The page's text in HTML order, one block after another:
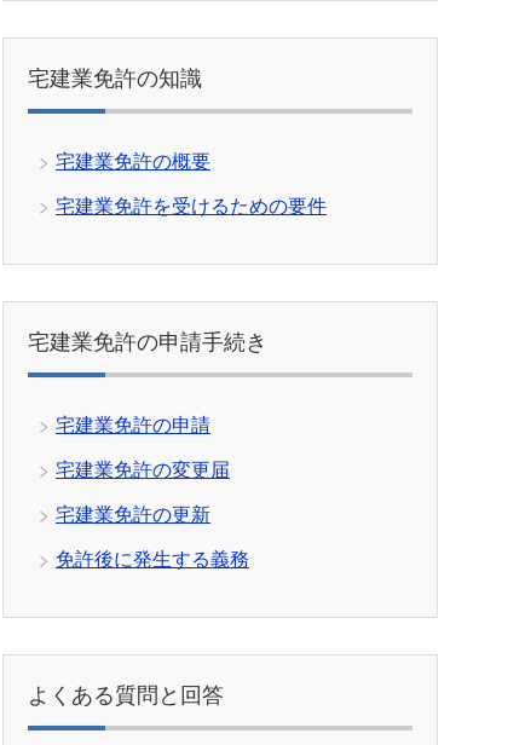
宅建業免許の知識
宅建業免許の概要
宅建業免許を受けるための要件
宅建業免許の申請手続き
宅建業免許の申請
宅建業免許の変更届
宅建業免許の更新
免許後に発生する義務
よくある質問と回答